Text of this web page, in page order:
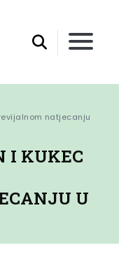
natjecanju
I KUKEC
U